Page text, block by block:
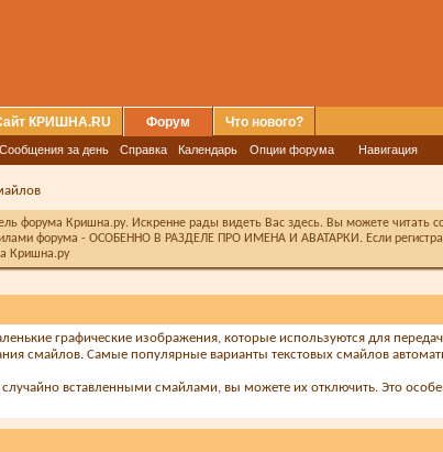
КРИШНА.RU Форум
Сообщения за день Справка Календарь Опции форума Навигация
Что нового?
форума Кришна.ру. Искренне рады видеть Вас здесь. Вы можете читать
форума - ОСОБЕННО В РАЗДЕЛЕ ПРО ИМЕНА И АВАТАРКИ. Если
Кришна.ру
графические изображения, которые используются для
смайлов. Самые популярные варианты текстовых смайлов
вставленными смайлами, вы можете их отключить. Это